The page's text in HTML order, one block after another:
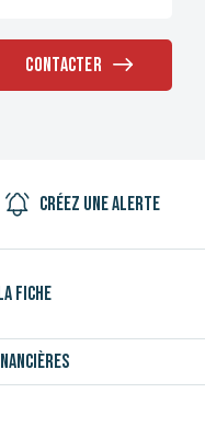
Contacter
Créez une alerte
fiche